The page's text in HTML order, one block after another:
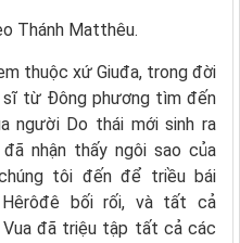
Thánh Matthêu.
thuộc xứ Giuđa, trong đời
sĩ từ Ðông phương tìm đến
người Do thái mới sinh ra
nhận thấy ngôi sao của
tôi đến để triều bái
Hêrôđê bối rối, và tất cả
Vua đã triệu tập tất cả các